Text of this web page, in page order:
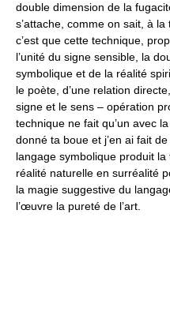
double dimension de la
s’attache, comme on sait, à
c’est que cette technique,
l’unité du signe sensible, la
symbolique et de la réalité
le poète, d’une relation
signe et le sens – opération
technique ne fait qu’un avec
donné ta boue et j’en ai fait
langage symbolique produit
réalité naturelle en surréalité
la magie suggestive du
l’œuvre la pureté de l’art.